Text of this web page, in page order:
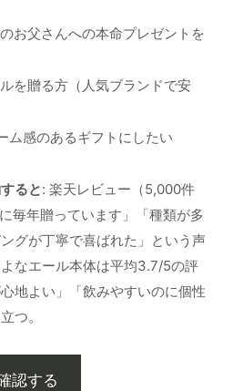
お父さんへの本命プレゼントを
を贈る方（人気ブランドで安
ム感のあるギフトにしたい
ると: 楽天レビュー（5,000件
毎年贈っています」「種類が多
グが丁寧で喜ばれた」という声
なエール本体は平均3.7/5の評
地よい」「飲みやすいのに個性
つ。
認する